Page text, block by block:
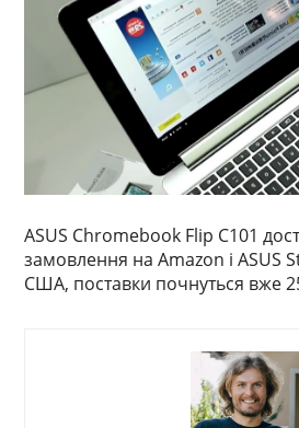
ASUS Chromebook Flip C101
замовлення на Amazon і ASUS
США, поставки почнуться вже